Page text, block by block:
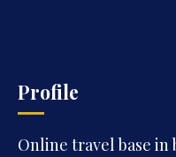
Profile
Online travel base in